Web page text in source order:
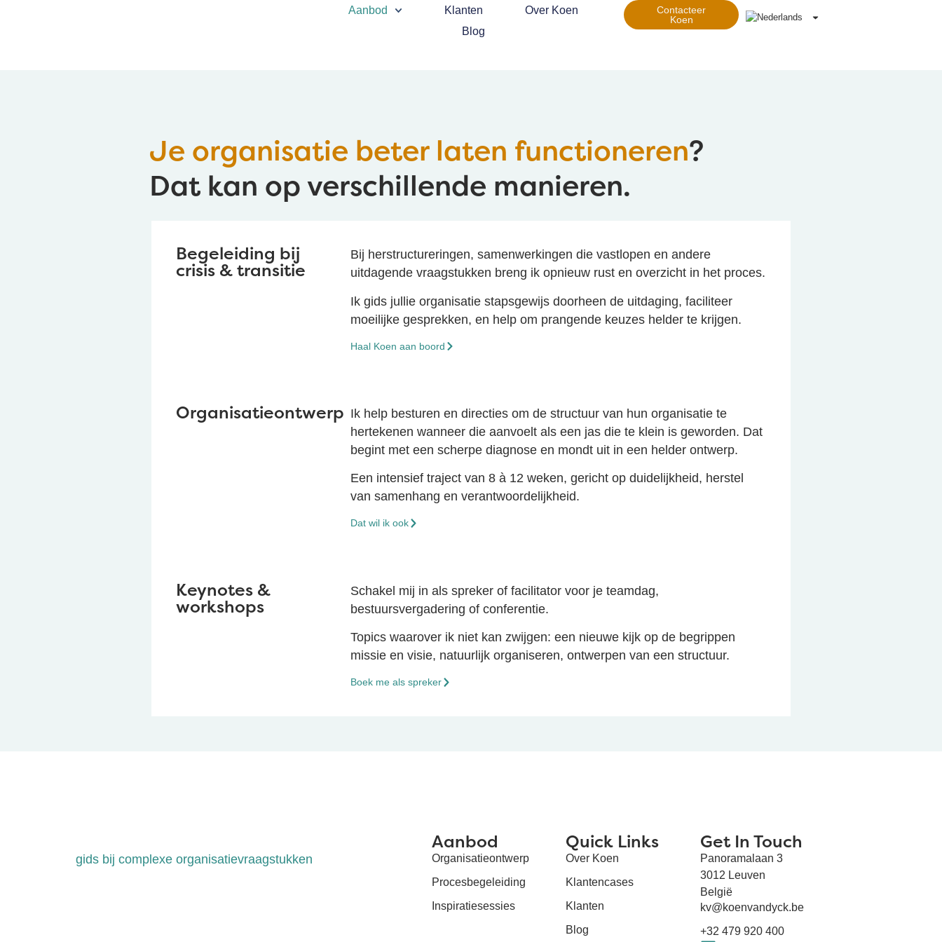
Aanbod Klanten
Over Koen
Blog
Contacteer
Koen
Je organisatie beter laten functioneren?
Dat kan op verschillende manieren.
Begeleiding bij
crisis & transitie
Bij herstructureringen, samenwerkingen die vastlopen en andere
uitdagende vraagstukken breng ik opnieuw rust en overzicht in het proces.
Ik gids jullie organisatie stapsgewijs doorheen de uitdaging, faciliteer
moeilijke gesprekken, en help om prangende keuzes helder te krijgen.
Haal Koen aan boord
Organisatieontwerp Ik help besturen en directies om de structuur van hun organisatie te
hertekenen wanneer die aanvoelt als een jas die te klein is geworden. Dat
begint met een scherpe diagnose en mondt uit in een helder ontwerp.
Een intensief traject van 8 à 12 weken, gericht op duidelijkheid, herstel
van samenhang en verantwoordelijkheid.
Dat wil ik ook
Keynotes &
workshops
Schakel mij in als spreker of facilitator voor je teamdag,
bestuursvergadering of conferentie.
Topics waarover ik niet kan zwijgen: een nieuwe kijk op de begrippen
missie en visie, natuurlijk organiseren, ontwerpen van een structuur.
Boek me als spreker
gids bij complexe organisatievraagstukken
Aanbod
Organisatieontwerp
Procesbegeleiding
Inspiratiesessies
Quick Links
Over Koen
Klantencases
Klanten
Blog
Get In Touch
Panoramalaan 3
3012 Leuven
België
kv@koenvandyck.be
+32 479 920 400